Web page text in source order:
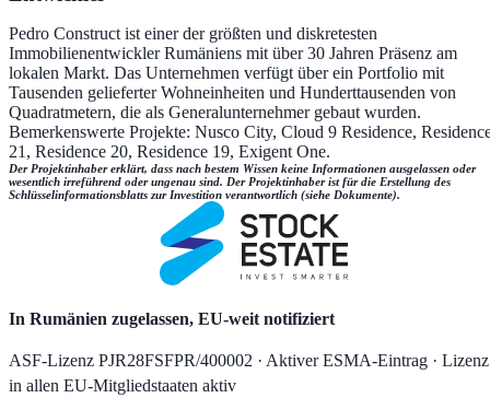
Pedro Construct ist einer der größten und diskretesten
Immobilienentwickler Rumäniens mit über 30 Jahren Präsenz am
lokalen Markt. Das Unternehmen verfügt über ein Portfolio mit
Tausenden gelieferter Wohneinheiten und Hunderttausenden von
Quadratmetern, die als Generalunternehmer gebaut wurden.
Bemerkenswerte Projekte: Nusco City, Cloud 9 Residence,
21, Residence 20, Residence 19, Exigent One.
Der Projektinhaber erklärt, dass nach bestem Wissen keine Informationen ausgelassen oder
wesentlich irreführend oder ungenau sind. Der Projektinhaber ist für die Erstellung des
Schlüsselinformationsblatts zur Investition verantwortlich (siehe Dokumente).
In Rumänien zugelassen, EU-weit notifiziert
ASF-Lizenz PJR28FSFPR/400002 · Aktiver ESMA-Eintrag · Lizenz
in allen EU-Mitgliedstaaten aktiv